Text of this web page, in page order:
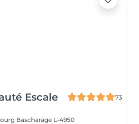
Escale
73
Bascharage L-4950